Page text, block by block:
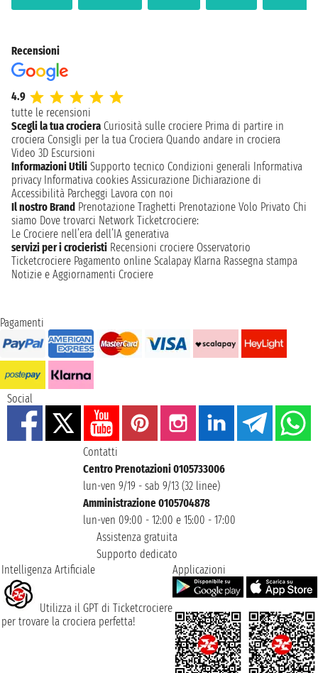
Recensioni
4.9
tutte le recensioni
Scegli la tua crociera Curiosità sulle crociere Prima di partire in
crociera Consigli per la tua Crociera Quando andare in crociera
Video 3D Escursioni
Informazioni Utili Supporto tecnico Condizioni generali Informativa
privacy Informativa cookies Assicurazione Dichiarazione di
Accessibilità Parcheggi Lavora con noi
Il nostro Brand Prenotazione Traghetti Prenotazione Volo Privato Chi
siamo Dove trovarci Network Ticketcrociere:
Le Crociere nell’era dell’IA generativa
servizi per i crocieristi Recensioni crociere Osservatorio
Ticketcrociere Pagamento online Scalapay Klarna Rassegna stampa
Notizie e Aggiornamenti Crociere
Pagamenti
Social
Contatti
Centro Prenotazioni 0105733006
lun-ven 9/19 - sab 9/13 (32 linee)
Amministrazione 0105704878
lun-ven 09:00 - 12:00 e 15:00 - 17:00
Assistenza gratuita
Supporto dedicato
Intelligenza Artificiale
Utilizza il GPT di Ticketcrociere
per trovare la crociera perfetta!
Applicazioni